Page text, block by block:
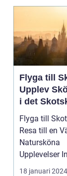
Flyga till
Upplev
i det
Flyga till
Resa till en
Natursköna
Upplevelser Inledning:
Skottland, det
18 januari 2024